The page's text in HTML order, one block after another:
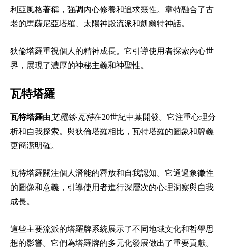
利亞風格著稱，強調內心修養和追求靈性。韋特融合了古
老的馬薩尼亞塔羅、太陽神殿流派和凱爾特神話。
狄倫塔羅重視個人的精神成長。它引導使用者探索內心世
界，展現了濃厚的神秘主義和神聖性。
瓦特塔羅
瓦特塔羅由艾麗絲·瓦特在20世紀中葉開發。它注重心理分
析和自我探索。與狄倫塔羅相比，瓦特塔羅的圖象和牌義
更簡潔明確。
瓦特塔羅關注個人潛能的釋放和自我認知。它通過象徵性
的圖像和意義，引導使用者進行深層次的心理洞察與自我
成長。
這些主要流派的塔羅牌系統展示了不同地域文化和哲學思
想的影響。它們為塔羅牌的多元化發展做出了重要貢獻。